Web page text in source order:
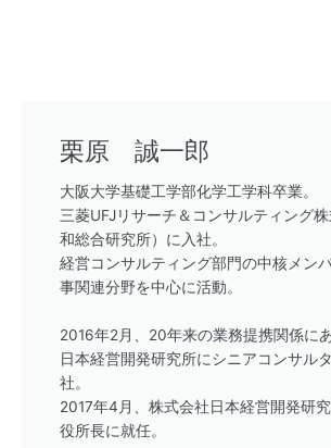
栗原 誠一郎
大阪大学基礎工学部化学工学科卒業。
三菱UFJリサーチ＆コンサルティング
和総合研究所）に入社。
経営コンサルティング部門の中核メン
事関連分野を中心に活動。
2016年2月、20年来の業務提携関係に
日本経営開発研究所にシニアコンサル
社。
2017年4月、株式会社日本経営開発研
役所長に就任。